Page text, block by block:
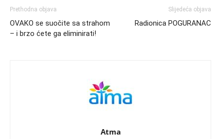
Prethodna objava
OVAKO se suočite sa strahom
– i brzo ćete ga eliminirati!
Slijedeća objava
Radionica POGURANAC
Atma